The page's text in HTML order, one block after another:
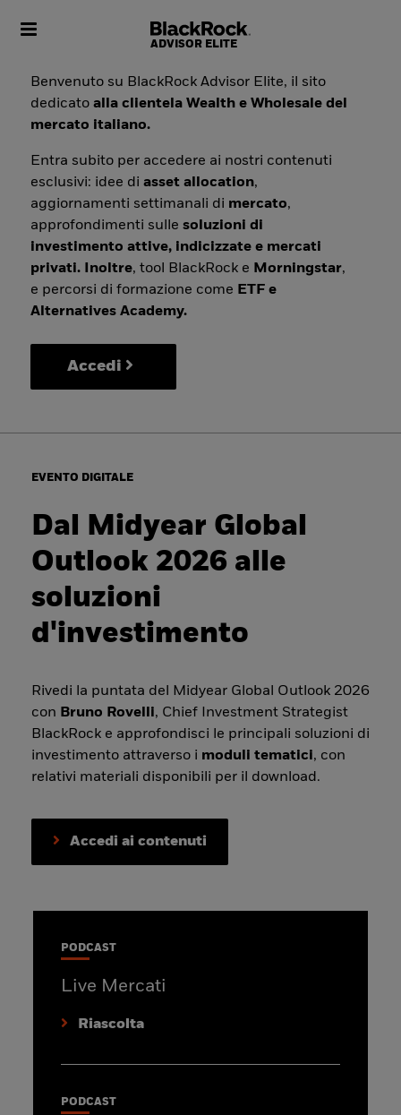
Toggle navigation
Benvenuto su BlackRock Advisor Elite, il sito
dedicatoalla clientela Wealth e Wholesale del
mercato italiano.
Entra subito per accedere ai nostri contenuti
esclusivi: idee diasset allocation,
aggiornamenti settimanali di mercato,
approfondimenti sullesoluzioni di
investimento attive, indicizzate e mercati
privati. Inoltre, tool BlackRock e Morningstar,
e percorsi di formazione come ETF e
Alternatives Academy.
Accedi
EVENTO DIGITALE
Dal Midyear Global
Outlook 2026 alle
soluzioni
d'investimento
Rivedi la puntata del Midyear Global Outlook 2026
con Bruno Rovelli, Chief Investment Strategist
BlackRock e approfondisci le principali soluzioni di
investimento attraverso i moduli tematici, con
relativi materiali disponibili per il download.
Accedi ai contenuti
PODCAST
Live Mercati
Riascolta
PODCAST